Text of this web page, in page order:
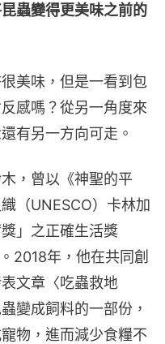
蟲變得更美味之前的
美味，但是一看到包
感嗎？從另一角度來
有另一方向可走。
，曾以《神聖的平
（UNESCO）卡林加
」之正確生活獎
2018年，他在共同創
文章〈吃蟲救地
變成飼料的一部份，
物，進而減少食糧不